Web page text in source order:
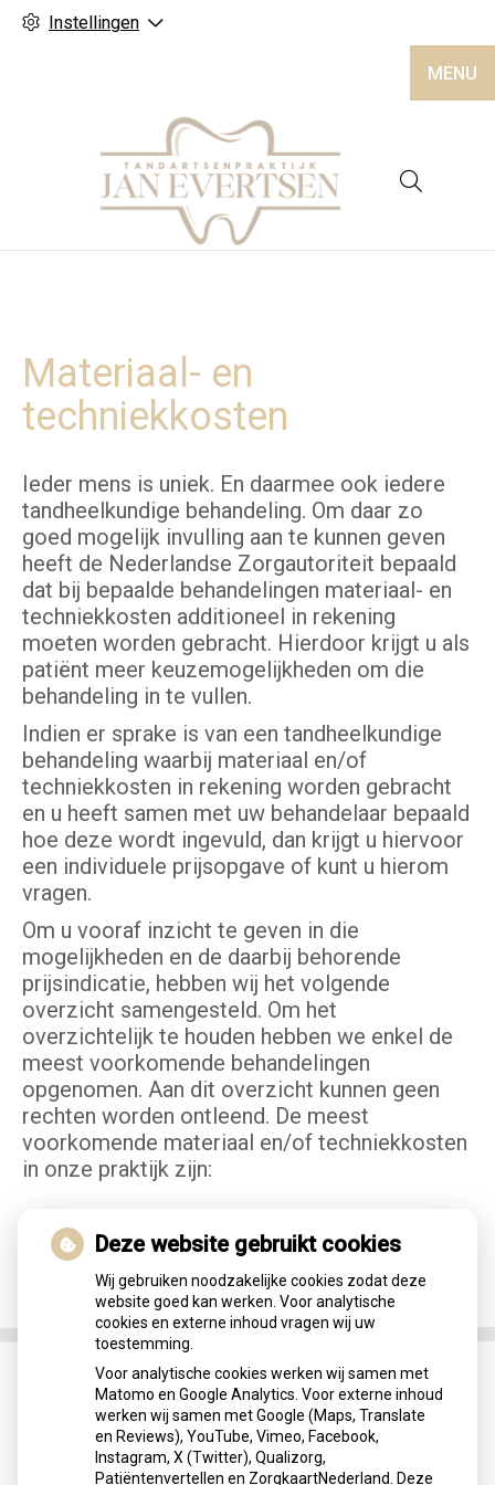
Instellingen
MENU
Materiaal- en
techniekkosten
Ieder mens is uniek. En daarmee ook iedere
tandheelkundige behandeling. Om daar zo
goed mogelijk invulling aan te kunnen geven
heeft de Nederlandse Zorgautoriteit bepaald
dat bij bepaalde behandelingen materiaal- en
techniekkosten additioneel in rekening
moeten worden gebracht. Hierdoor krijgt u als
patiënt meer keuzemogelijkheden om die
behandeling in te vullen.
Indien er sprake is van een tandheelkundige
behandeling waarbij materiaal en/of
techniekkosten in rekening worden gebracht
en u heeft samen met uw behandelaar bepaald
hoe deze wordt ingevuld, dan krijgt u hiervoor
een individuele prijsopgave of kunt u hierom
vragen.
Om u vooraf inzicht te geven in die
mogelijkheden en de daarbij behorende
prijsindicatie, hebben wij het volgende
overzicht samengesteld. Om het
overzichtelijk te houden hebben we enkel de
meest voorkomende behandelingen
opgenomen. Aan dit overzicht kunnen geen
rechten worden ontleend. De meest
voorkomende materiaal en/of techniekkosten
in onze praktijk zijn:
Inschrijven
Deze website gebruikt cookies
Wij gebruiken noodzakelijke cookies zodat deze
website goed kan werken. Voor analytische
cookies en externe inhoud vragen wij uw
toestemming.
Voor analytische cookies werken wij samen met
Matomo en Google Analytics. Voor externe inhoud
werken wij samen met Google (Maps, Translate
en Reviews), YouTube, Vimeo, Facebook,
Instagram, X (Twitter), Qualizorg,
Patiëntenvertellen en ZorgkaartNederland. Deze